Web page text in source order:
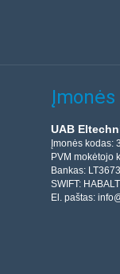
UAB
Įmonės kodas:
PVM mokėtojo
Bankas:
SWIFT:
El. paštas: